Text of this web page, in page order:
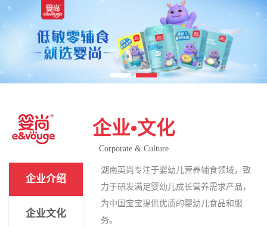
企业•文化
Corporate & Culture
企业介绍
企业文化
湖南英尚专注于婴幼儿营养辅食领域，致
力于研发满足婴幼儿成长营养需求产品，
为中国宝宝提供优质的婴幼儿食品和服
务。